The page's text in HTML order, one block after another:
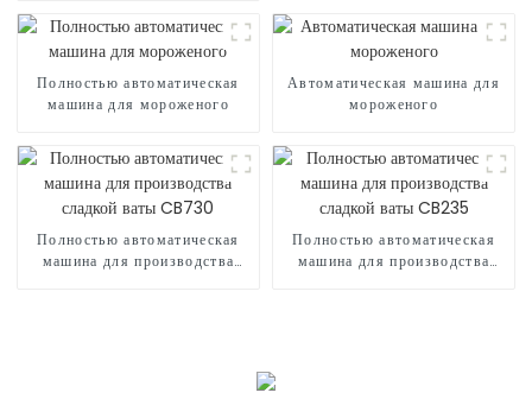
Полностью автоматическая
машина для мороженого
Автоматическая машина для
мороженого
Полностью автоматическая
машина для производства
Полностью автоматическая
машина для производства